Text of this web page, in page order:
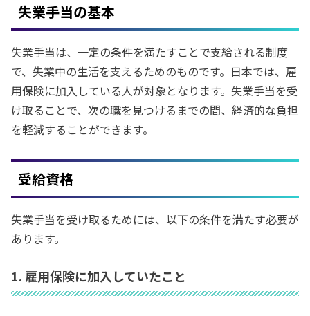
失業手当の基本
失業手当は、一定の条件を満たすことで支給される制度
で、失業中の生活を支えるためのものです。日本では、雇
用保険に加入している人が対象となります。失業手当を受
け取ることで、次の職を見つけるまでの間、経済的な負担
を軽減することができます。
受給資格
失業手当を受け取るためには、以下の条件を満たす必要が
あります。
1. 雇用保険に加入していたこと